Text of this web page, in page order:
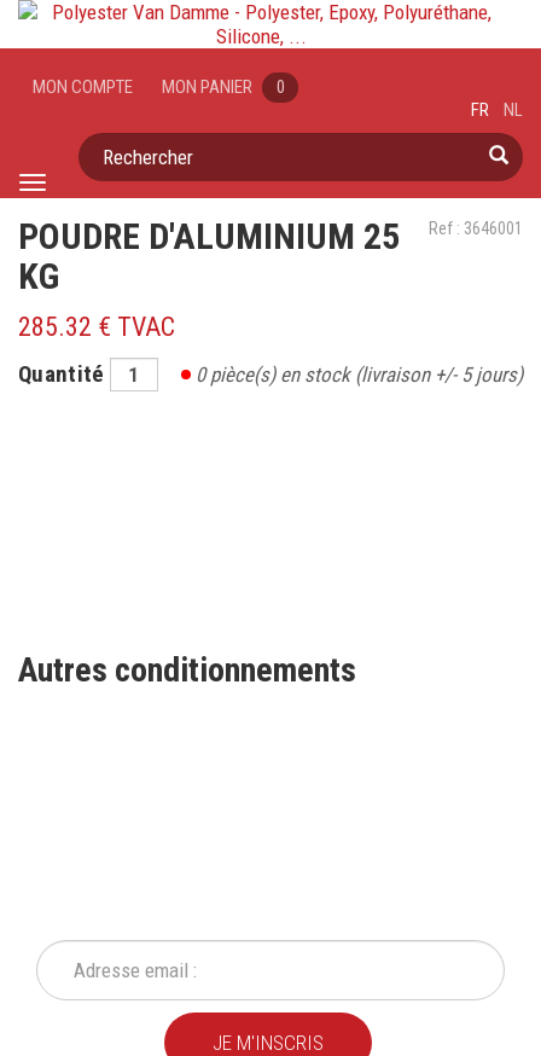
Toggle
MON COMPTE MON PANIER 0
Rechercher
FR NL
Ref : 3646001
POUDRE D'ALUMINIUM 25
KG
285.32 € TVAC
Quantité 0pièce(s) en stock (livraison +/- 5 jours)
Autres conditionnements
JE M'INSCRIS